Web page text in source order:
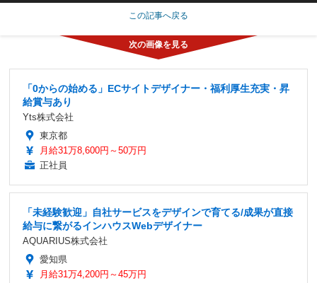
この記事へ戻る
「0からの始める」ECサイトデザイナー・福利厚生充実・昇
給賞与あり
Yts株式会社
東京都
月給31万8,600円～50万円
正社員
「未経験歓迎」自社サービスをデザインで育てる/成果が直接
給与に繋がるインハウスWebデザイナー
AQUARIUS株式会社
愛知県
月給31万4,200円～45万円